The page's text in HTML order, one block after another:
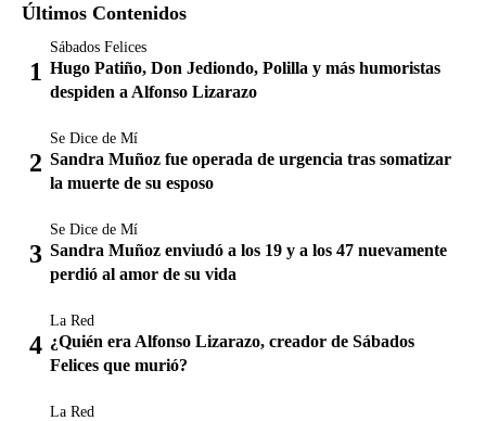
Últimos Contenidos
Sábados Felices
Hugo Patiño, Don Jediondo, Polilla y más humoristas
despiden a Alfonso Lizarazo
Se Dice de Mí
Sandra Muñoz fue operada de urgencia tras somatizar
la muerte de su esposo
Se Dice de Mí
Sandra Muñoz enviudó a los 19 y a los 47 nuevamente
perdió al amor de su vida
La Red
¿Quién era Alfonso Lizarazo, creador de Sábados
Felices que murió?
La Red